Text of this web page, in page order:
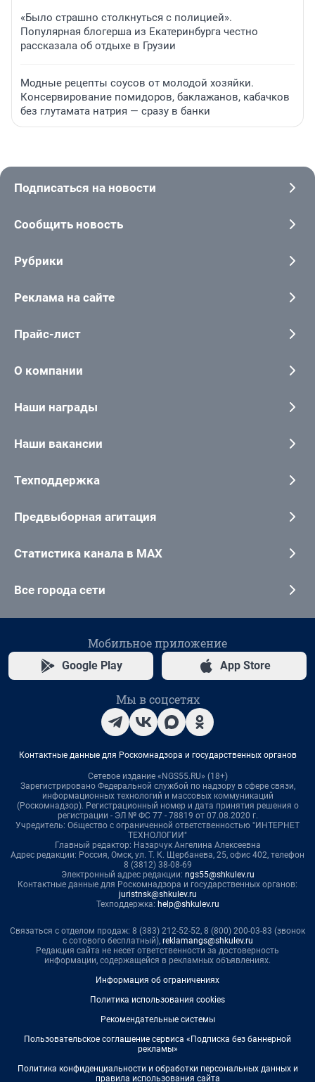
«Было страшно столкнуться с полицией».
Популярная блогерша из Екатеринбурга честно
рассказала об отдыхе в Грузии
Модные рецепты соусов от молодой хозяйки.
Консервирование помидоров, баклажанов, кабачков
без глутамата натрия — сразу в банки
Подписаться на новости
Сообщить новость
Рубрики
Реклама на сайте
Прайс-лист
О компании
Наши награды
Наши вакансии
Техподдержка
Предвыборная агитация
Статистика канала в MAX
Все города сети
Мобильное приложение
Google Play App Store
Мы в соцсетях
Контактные данные для Роскомнадзора и государственных органов
Сетевое издание «NGS55.RU» (18+)
Зарегистрировано Федеральной службой по надзору в сфере связи,
информационных технологий и массовых коммуникаций
(Роскомнадзор). Регистрационный номер и дата принятия решения о
регистрации - ЭЛ № ФС 77 - 78819 от 07.08.2020 г.
Учредитель: Общество с ограниченной ответственностью "ИНТЕРНЕТ
ТЕХНОЛОГИИ"
Главный редактор: Назарчук Ангелина Алексеевна
Адрес редакции: Россия, Омск, ул. Т. К. Щербанева, 25, офис 402, телефон
8 (3812) 38-08-69
Электронный адрес редакции: ngs55@shkulev.ru
Контактные данные для Роскомнадзора и государственных органов:
juristnsk@shkulev.ru
Техподдержка: help@shkulev.ru
Связаться с отделом продаж: 8 (383) 212-52-52, 8 (800) 200-03-83 (звонок
с сотового бесплатный), reklamangs@shkulev.ru
Редакция сайта не несет ответственности за достоверность
информации, содержащейся в рекламных объявлениях.
Информация об ограничениях
Политика использования cookies
Рекомендательные системы
Пользовательское соглашение сервиса «Подписка без баннерной
рекламы»
Политика конфиденциальности и обработки персональных данных и
правила использования сайта